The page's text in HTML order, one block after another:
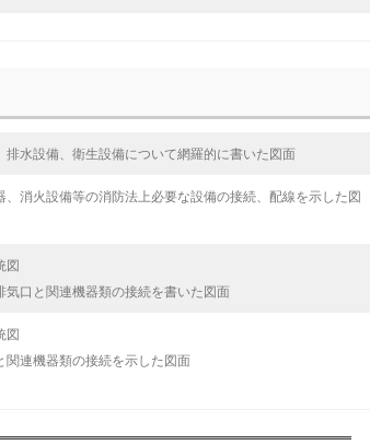
排水設備、衛生設備について網羅的に書いた図面
、消火設備等の消防法上必要な設備の接続、配線を示した図
図
気口と関連機器類の接続を書いた図面
図
関連機器類の接続を示した図面